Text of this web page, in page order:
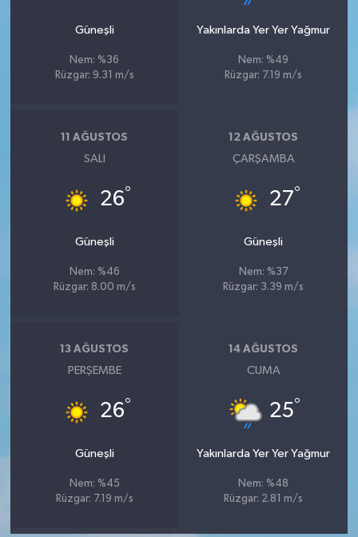
Güneşli
Nem: %36
Rüzgar: 9.31 m/s
Yakınlarda Yer Yer Yağmur
Nem: %49
Rüzgar: 7.19 m/s
11 AĞUSTOS
SALI
26°
Güneşli
Nem: %46
Rüzgar: 8.00 m/s
12 AĞUSTOS
ÇARŞAMBA
27°
Güneşli
Nem: %37
Rüzgar: 3.39 m/s
13 AĞUSTOS
PERŞEMBE
26°
Güneşli
Nem: %45
Rüzgar: 7.19 m/s
14 AĞUSTOS
CUMA
25°
Yakınlarda Yer Yer Yağmur
Nem: %48
Rüzgar: 2.81 m/s